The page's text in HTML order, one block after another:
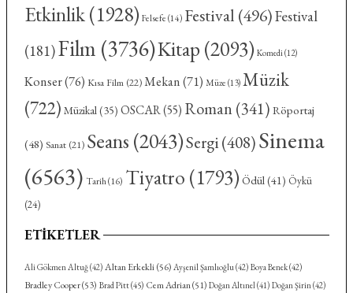
Etkinlik(1928) Felsefe (14) Festival (496)Festival
(181)Film (3736)Kitap (2093) Komedi(12)
Konser(76) Kısa Film(22) Mekan(71) Müze (13) Müzik
(722) Müzikal(35) OSCAR(55) Roman(341) Röportaj
(48) Sanat(21) Seans (2043)Sergi(408)Sinema
(6563) Tarih(16) Tiyatro (1793) Ödül(41) Öykü
(24)
ETIKETLER
Ali Gökmen Altuğ(42) Altan Erkekli(56) Ayşenil Şamlıoğlu(42) Boya Benek(42)
Bradley Cooper(53) Brad Pitt(45) Cem Adrian(51) Doğan Altınel(41) Doğan Şirin(42)